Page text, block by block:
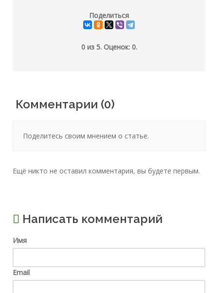
Поделиться
0из 5.Оценок: 0.
Комментарии (0)
Поделитесь своим мнением о статье.
Ещё никто не оставил комментария, вы будете первым.
Написать комментарий
Имя
Email